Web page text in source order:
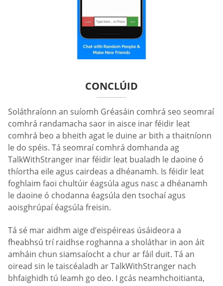
CONCLÚID
Soláthraíonn an suíomh Gréasáin comhrá seo seomraí
comhrá randamacha saor in aisce inar féidir leat
comhrá beo a bheith agat le duine ar bith a thaitníonn
le do spéis. Tá seomraí comhrá domhanda ag
TalkWithStranger inar féidir leat bualadh le daoine ó
thíortha eile agus cairdeas a dhéanamh. Is féidir leat
foghlaim faoi chultúir éagsúla agus nasc a dhéanamh
le daoine ó chodanna éagsúla den tsochaí agus
aoisghrúpaí éagsúla freisin.
Tá sé mar aidhm aige d’eispéireas úsáideora a
fheabhsú trí raidhse roghanna a sholáthar in aon áit
amháin chun siamsaíocht a chur ar fáil duit. Tá an
oiread sin le taiscéaladh ar TalkWithStranger nach
bhfaighidh tú leamh go deo. I gcás neamhchoitianta,